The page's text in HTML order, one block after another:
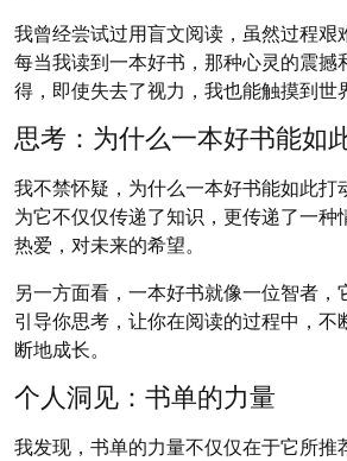
我曾经尝试过用盲文阅读，虽然过程艰
每当我读到一本好书，那种心灵的震撼
得，即使失去了视力，我也能触摸到世
思考：为什么一本好书能如
我不禁怀疑，为什么一本好书能如此打
为它不仅仅传递了知识，更传递了一种
热爱，对未来的希望。
另一方面看，一本好书就像一位智者，
引导你思考，让你在阅读的过程中，不
断地成长。
个人洞见：书单的力量
我发现，书单的力量不仅仅在于它所推